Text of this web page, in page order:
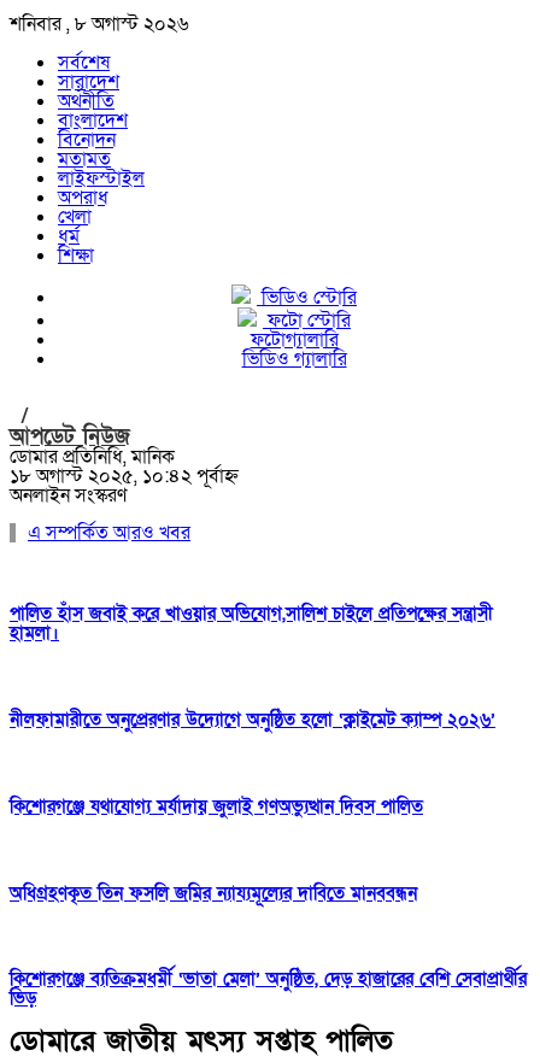
শনিবার , ৮ অগাস্ট ২০২৬
সর্বশেষ
সারাদেশ
অর্থনীতি
বাংলাদেশ
বিনোদন
মতামত
লাইফস্টাইল
অপরাধ
খেলা
ধর্ম
শিক্ষা
ভিডিও স্টোরি
ফটো স্টোরি
ফটোগ্যালারি
ভিডিও গ্যালারি
/
আপডেট নিউজ
ডোমার প্রতিনিধি, মানিক
১৮ অগাস্ট ২০২৫, ১০:৪২ পূর্বাহ্ন
অনলাইন সংস্করণ
এ সম্পর্কিত আরও খবর
পালিত হাঁস জবাই করে খাওয়ার অভিযোগ,সালিশ চাইলে প্রতিপক্ষের সন্ত্রাসী
হামলা।
নীলফামারীতে অনুপ্রেরণার উদ্যোগে অনুষ্ঠিত হলো ‘ক্লাইমেট ক্যাম্প ২০২৬’
কিশোরগঞ্জে যথাযোগ্য মর্যাদায় জুলাই গণঅভ্যুত্থান দিবস পালিত
অধিগ্রহণকৃত তিন ফসলি জমির ন্যায্যমূল্যের দাবিতে মানববন্ধন
কিশোরগঞ্জে ব্যতিক্রমধর্মী ‘ভাতা মেলা’ অনুষ্ঠিত, দেড় হাজারের বেশি সেবাপ্রার্থীর
ভিড়
ডোমারে জাতীয় মৎস্য সপ্তাহ পালিত